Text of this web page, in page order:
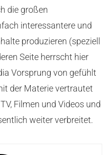
die großen
interessantere und
produzieren (speziell
Seite herrscht hier
Vorsprung von gefühlt
der Materie vertrautet
Filmen und Videos und
weiter verbreitet.